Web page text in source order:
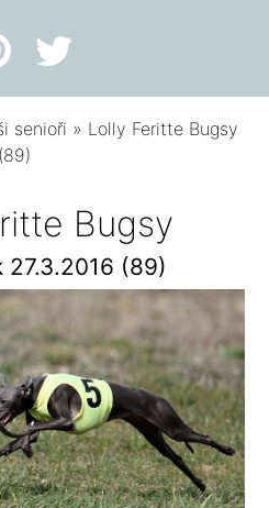
senioři » Lolly Feritte Bugsy
Bugsy
27.3.2016 (89)